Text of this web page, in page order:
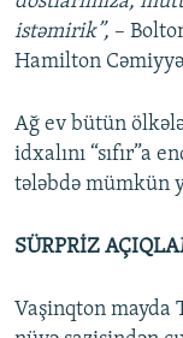
istəmirik”, –
Hamilton
Ağ ev bütün
idxalını “sıfır”a
tələbdə mümkün
SÜRPRİZ
Vaşinqton mayda